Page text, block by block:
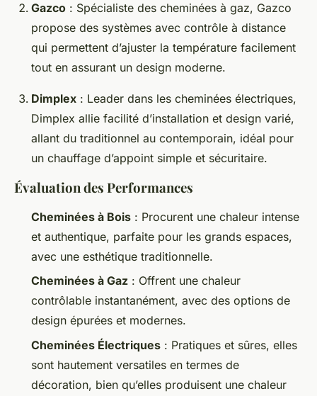
Gazco : Spécialiste des cheminées à gaz, Gazco
propose des systèmes avec contrôle à distance
qui permettent d’ajuster la température facilement
tout en assurant un design moderne.
Dimplex : Leader dans les cheminées électriques,
Dimplex allie facilité d’installation et design varié,
allant du traditionnel au contemporain, idéal pour
un chauffage d’appoint simple et sécuritaire.
Évaluation des Performances
Cheminées à Bois : Procurent une chaleur intense
et authentique, parfaite pour les grands espaces,
avec une esthétique traditionnelle.
Cheminées à Gaz : Offrent une chaleur
contrôlable instantanément, avec des options de
design épurées et modernes.
Cheminées Électriques : Pratiques et sûres, elles
sont hautement versatiles en termes de
décoration, bien qu’elles produisent une chaleur